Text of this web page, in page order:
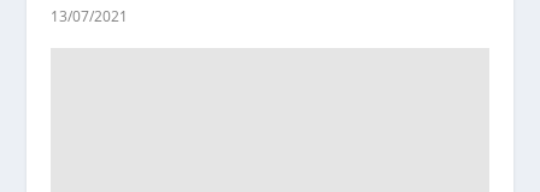
13/07/2021